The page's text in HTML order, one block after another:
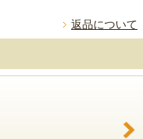
返品について